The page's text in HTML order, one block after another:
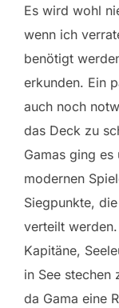
Es wird wohl
wenn ich
benötigt
erkunden. Ein
auch noch
das Deck zu
Gamas ging
modernen
Siegpunkte,
verteilt
Kapitäne,
in See stechen
da Gama eine